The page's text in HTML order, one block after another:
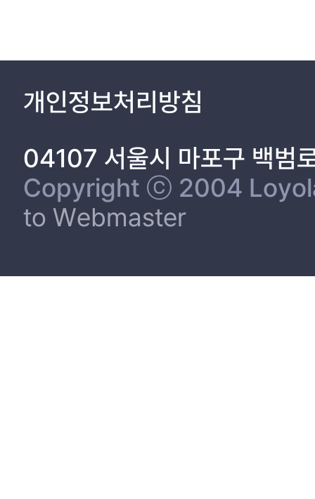
개인정보처리방침
04107 서울시 마포구 백범
Copyright ⓒ 2004
to Webmaster